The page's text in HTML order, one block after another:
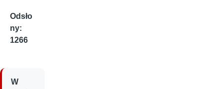
Odsło
ny:
1266
W